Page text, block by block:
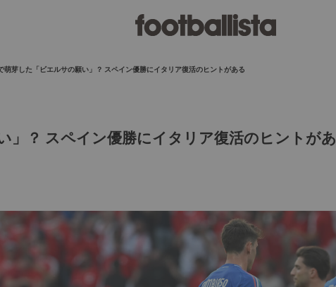
萌芽した「ビエルサの願い」？ スペイン優勝にイタリア復活のヒントがある
」？ スペイン優勝にイタリア復活のヒントがあ